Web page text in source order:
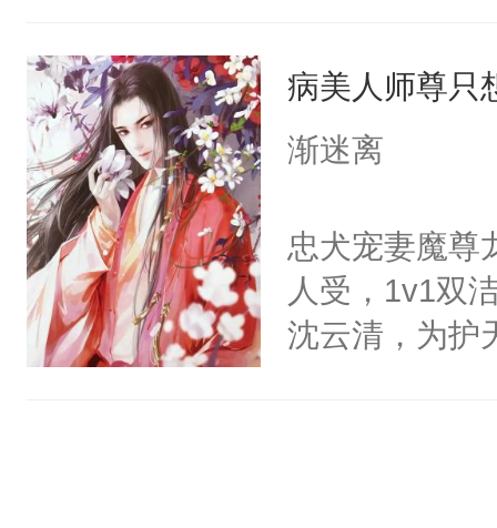
点头：“你自
谁！”反正有
打工的！小
了！尼玛！到
——于追醒来
来个嗷嗷待哺
了，没想到
个瑟瑟叔音的
的穿越菜单上
为什么我的老
病美人师尊只
渐迷离
忠犬宠妻魔尊
人受，1v1双
沈云清，为护